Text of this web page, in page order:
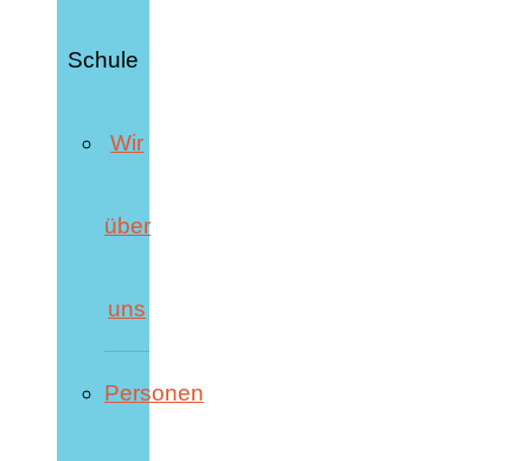
Schule
Wir
über
uns
Personen